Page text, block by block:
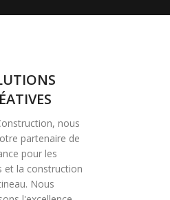
nous
partenaire de
pour les
et la construction
Nous